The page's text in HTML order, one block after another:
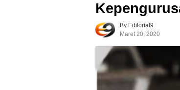
By Editorial9
Maret 20, 2020